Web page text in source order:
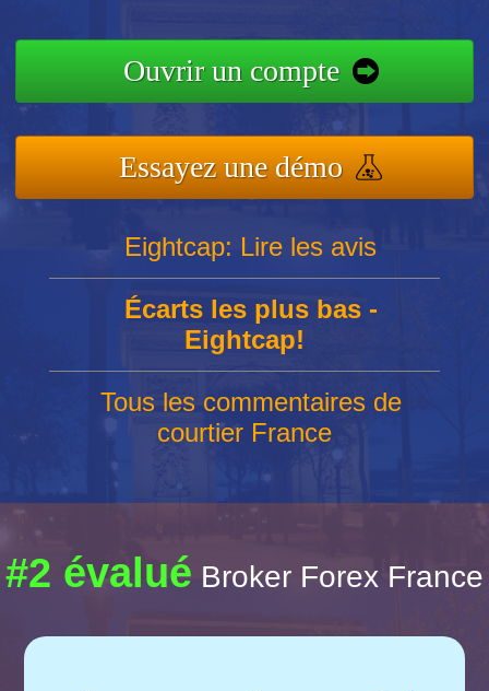
Ouvrir un compte
Essayez une démo
Eightcap: Lire les avis
Écarts les plus bas -
Eightcap!
Tous les commentaires de
courtier France
#2 évalué Broker Forex France